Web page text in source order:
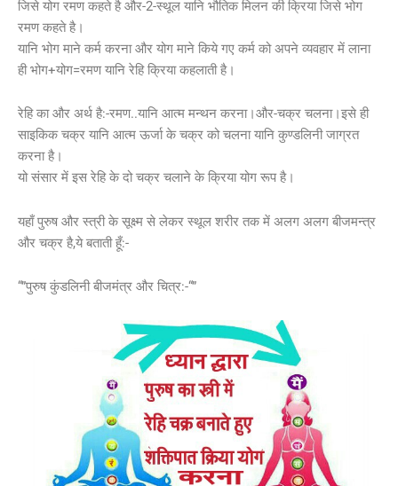
जिसे योग रमण कहते है और-2-स्थूल यानि भौतिक मिलन की क्रिया जिसे भोग
रमण कहते है।
यानि भोग माने कर्म करना और योग माने किये गए कर्म को अपने व्यवहार में लाना
ही भोग+योग=रमण यानि रेहि क्रिया कहलाती है।
रेहि का और अर्थ है:-रमण..यानि आत्म मन्थन करना।और-चक्र चलना।इसे ही
साइकिक चक्र यानि आत्म ऊर्जा के चक्र को चलना यानि कुण्डलिनी जाग्रत
करना है।
यो संसार में इस रेहि के दो चक्र चलाने के क्रिया योग रूप है।
यहाँ पुरुष और स्त्री के सूक्ष्म से लेकर स्थूल शरीर तक में अलग अलग बीजमन्त्र
और चक्र है,ये बताती हूँ:-
“”पुरुष कुंडलिनी बीजमंत्र और चित्र:-“”